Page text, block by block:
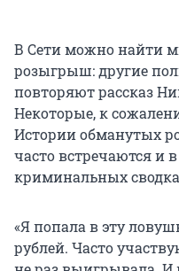
В Сети можно найти
розыгрыш: другие
повторяют рассказ
Некоторые, к
Истории обманутых
часто встречаются и
криминальных
«Я попала в эту
рублей. Часто